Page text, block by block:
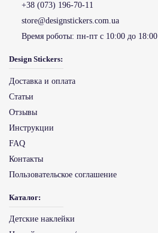
+38 (073) 196-70-11
store@designstickers.com.ua
Время роботы: пн-пт с 10:00 до 18:00
Design Stickers:
Доставка и оплата
Статьи
Отзывы
Инструкции
FAQ
Контакты
Пользовательское соглашение
Каталог:
Детские наклейки